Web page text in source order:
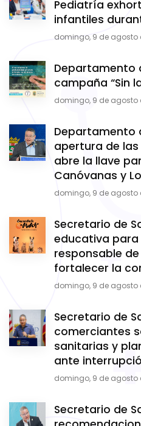
Pediatría
infantiles
domingo, 9 de agosto
Departamento
campaña “Sin
domingo, 9 de agosto
Departamento
apertura de
abre la llave
Canóvanas y
domingo, 9 de agosto
Secretario de
educativa
responsable
fortalecer la
domingo, 9 de agosto
Secretario de
comerciantes
sanitarias y
ante
domingo, 9 de agosto
Secretario de